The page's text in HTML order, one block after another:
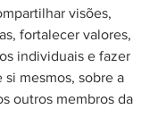
visões,
fortalecer valores,
individuais e fazer
si mesmos, sobre a
outros membros da